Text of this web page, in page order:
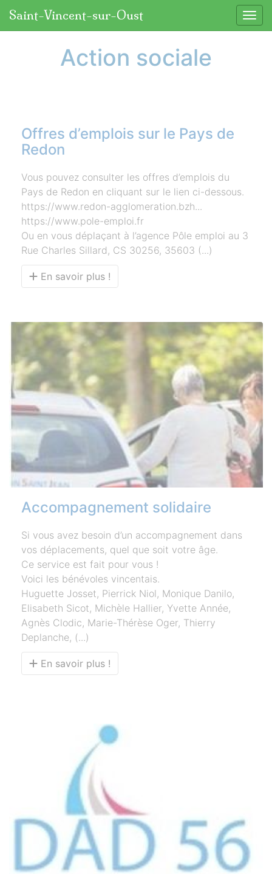
Saint-Vincent-sur-Oust
Action sociale
Offres d’emplois sur le Pays de
Redon
Vous pouvez consulter les offres d’emplois du
Pays de Redon en cliquant sur le lien ci-dessous.
https://www.redon-agglomeration.bzh...
https://www.pole-emploi.fr
Ou en vous déplaçant à l’agence Pôle emploi au 3
Rue Charles Sillard, CS 30256, 35603 (...)
En savoir plus !
Accompagnement solidaire
Si vous avez besoin d’un accompagnement dans
vos déplacements, quel que soit votre âge.
Ce service est fait pour vous !
Voici les bénévoles vincentais.
Huguette Josset, Pierrick Niol, Monique Danilo,
Elisabeth Sicot, Michèle Hallier, Yvette Année,
Agnès Clodic, Marie-Thérèse Oger, Thierry
Deplanche, (...)
En savoir plus !
Panneau de gestion des cookies